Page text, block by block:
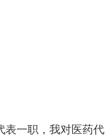
职，我对医药代